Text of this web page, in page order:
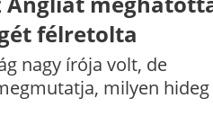
félretolta
nagy írója volt, de
milyen hideg